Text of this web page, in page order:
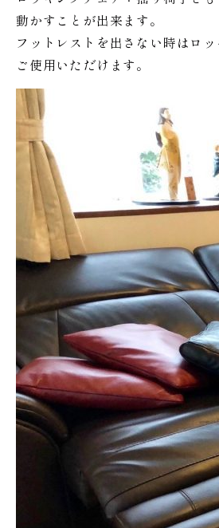
動かすことが出来ます。
フットレストを出さない時はロ
ご使用いただけます。